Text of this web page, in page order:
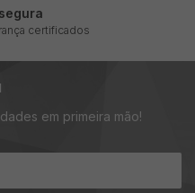
recomendadas.
Mio-Inositol
policísticos (SOP)
o humor e reduzir sintomas
certificados
em primeira mão!